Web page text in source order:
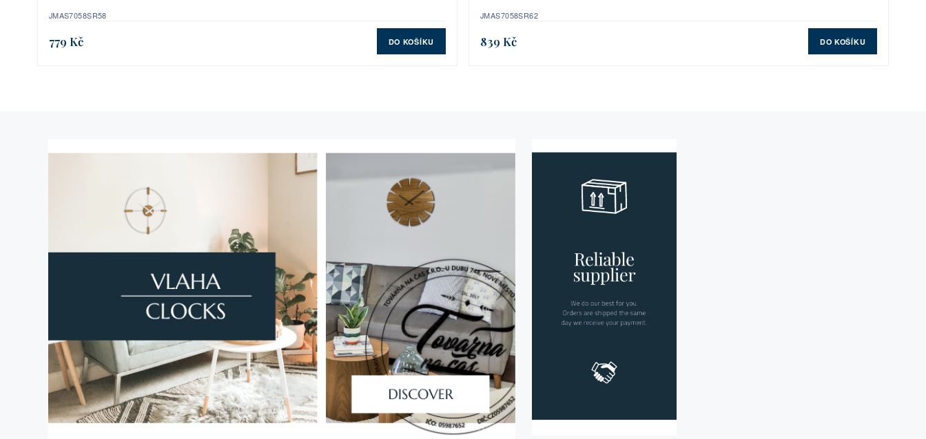
JMAS7058SR58
779 Kč DO KOŠÍKU
JMAS7058SR62
839 Kč DO KOŠÍKU